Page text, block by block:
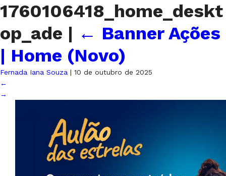
1760106418_home_deskt
op_ade | ← Banner Ações
| Home (Novo)
Fernada Iana Souza | 10 de outubro de 2025
←
→